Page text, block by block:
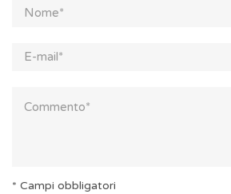
* Campi obbligatori